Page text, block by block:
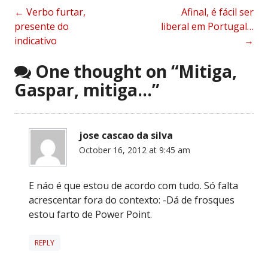
Post
navigation
← Verbo furtar,
presente do
indicativo
Afinal, é fácil ser
liberal em Portugal…
→
One thought on “Mitiga,
Gaspar, mitiga…”
jose cascao da silva
October 16, 2012 at 9:45 am
E náo é que estou de acordo com tudo. Só falta
acrescentar fora do contexto: -Dá de frosques
estou farto de Power Point.
REPLY